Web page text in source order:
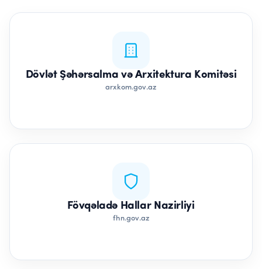
Dövlət Şəhərsalma və Arxitektura Komitəsi
arxkom.gov.az
Fövqəladə Hallar Nazirliyi
fhn.gov.az